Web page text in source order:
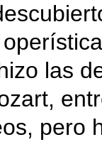
las
pero